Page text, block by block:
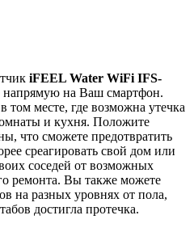
iFEEL Water WiFi IFS-
напрямую на Ваш смартфон.
том месте, где возможна утечка
и кухня. Положите
что сможете предотвратить
среагировать свой дом или
соседей от возможных
ремонта. Вы также можете
на разных уровнях от пола,
достигла протечка.